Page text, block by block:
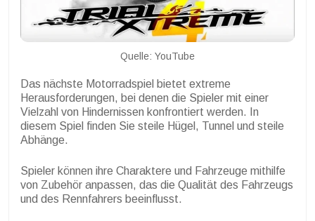
Quelle: YouTube
Das nächste Motorradspiel bietet extreme
Herausforderungen, bei denen die Spieler mit einer
Vielzahl von Hindernissen konfrontiert werden. In
diesem Spiel finden Sie steile Hügel, Tunnel und steile
Abhänge.
Spieler können ihre Charaktere und Fahrzeuge mithilfe
von Zubehör anpassen, das die Qualität des Fahrzeugs
und des Rennfahrers beeinflusst.